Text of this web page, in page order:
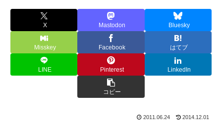
X Mastodon Bluesky
Misskey Facebook はてブ
LINE Pinterest LinkedIn
コピー
2011.06.24 2014.12.01